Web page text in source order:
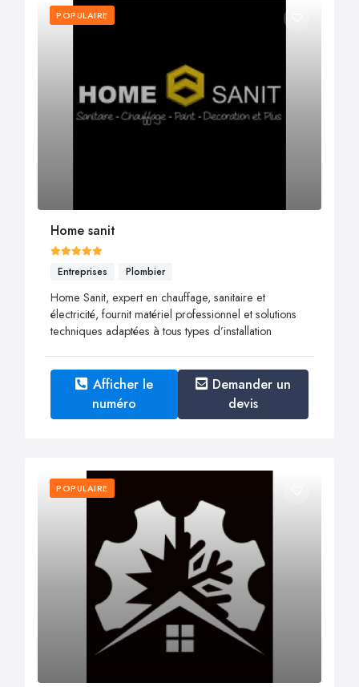
POPULAIRE
Home sanit
Entreprises Plombier
Home Sanit, expert en chauffage, sanitaire et
électricité, fournit matériel professionnel et solutions
techniques adaptées à tous types d’installation
Afficher le
numéro
Demander un
devis
POPULAIRE